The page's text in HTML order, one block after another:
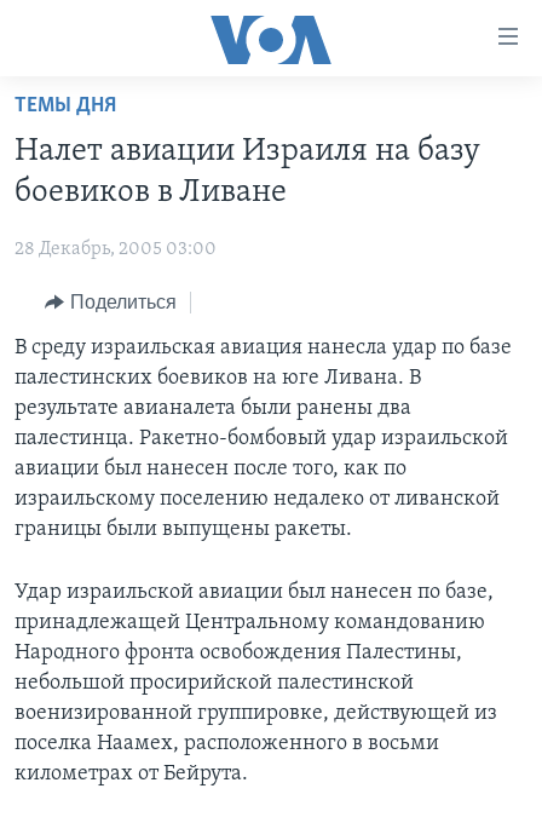
Перейти
основной
контент
навигации
Перейти
поиск
ПРОГРАММЫ
НОВОСТИ ЗА МИНУТУ
ИТОГИ
ПОЧЕМУ ЭТО ВАЖНО?
ДЕТАЛИ
НЬЮ-ЙОРК NEW YORK
АМЕРИКА. БОЛЬШОЕ ПУТЕШЕСТВИЕ
УЧИМ АНГЛИЙСКИЙ
НАША АМЕРИКАНСКАЯ ИСТОРИЯ
А КАК В АМЕРИКЕ?
АМЕРИКАНСКИЕ ГОРОДКИ
ТЕСТЫ
ЭКСПЕРТИЗА
ИНТЕРВЬЮ
ФАКТЫ ПРОТИВ ФЕЙКОВ
ЗА СВОБОДУ ПРЕССЫ
УЧИМ АНГЛИЙСКИЙ
ВИДЕО
ПОДПИСКА НА НОВОСТИ
Learning English
СОЦИАЛЬНЫЕ СЕТИ
Языки
ТЕМЫ ДНЯ
Налет авиации Израиля на базу
боевиков в Ливане
28 Декабрь, 2005 03:00
Поделиться
В среду израильская авиация нанесла удар по базе
палестинских боевиков на юге Ливана. В
результате авианалета были ранены два
палестинца. Ракетно-бомбовый удар израильской
авиации был нанесен после того, как по
израильскому поселению недалеко от ливанской
границы были выпущены ракеты.
Удар израильской авиации был нанесен по базе,
принадлежащей Центральному командованию
Народного фронта освобождения Палестины,
небольшой просирийской палестинской
военизированной группировке, действующей из
поселка Наамех, расположенного в восьми
километрах от Бейрута.